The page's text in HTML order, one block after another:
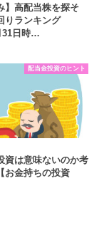
】高配当株を探そ
りランキング
31日時…
配当金投資のヒント
資は意味ないのか考
お金持ちの投資